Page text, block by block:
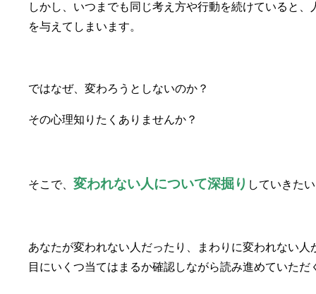
しかし、いつまでも同じ考え方や行動を続けていると
を与えてしまいます。
ではなぜ、変わろうとしないのか？
その心理知りたくありませんか？
そこで、 変われない人について深掘り していきた
あなたが変われない人だったり、まわりに変われない
目にいくつ当てはまるか確認しながら読み進めていた